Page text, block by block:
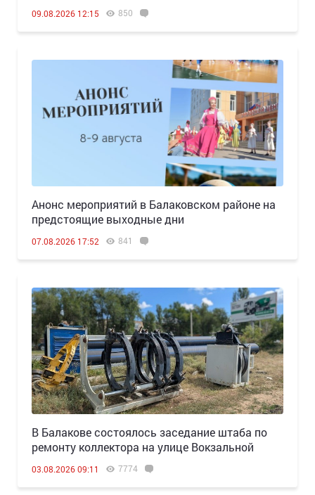
09.08.2026 12:15 850
Анонс мероприятий в Балаковском районе на
предстоящие выходные дни
07.08.2026 17:52 841
В Балакове состоялось заседание штаба по
ремонту коллектора на улице Вокзальной
03.08.2026 09:11 7774